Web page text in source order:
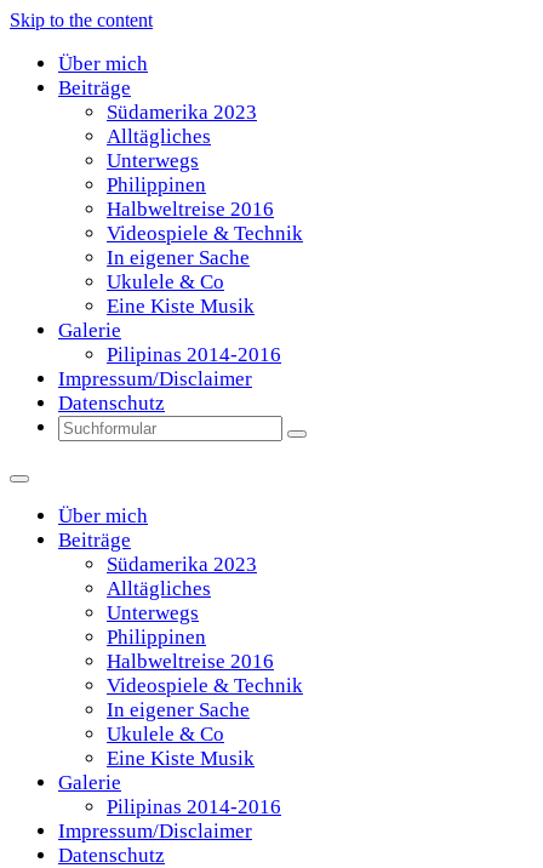
Skip to the content
Über mich
Beiträge
Südamerika 2023
Alltägliches
Unterwegs
Philippinen
Halbweltreise 2016
Videospiele & Technik
In eigener Sache
Ukulele & Co
Eine Kiste Musik
Galerie
Pilipinas 2014-2016
Impressum/Disclaimer
Datenschutz
Search
Über mich
Beiträge
Südamerika 2023
Alltägliches
Unterwegs
Philippinen
Halbweltreise 2016
Videospiele & Technik
In eigener Sache
Ukulele & Co
Eine Kiste Musik
Galerie
Pilipinas 2014-2016
Impressum/Disclaimer
Datenschutz